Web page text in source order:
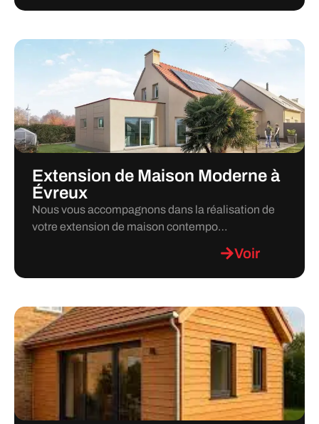
Extension de Maison Moderne à
Évreux
Nous vous accompagnons dans la réalisation de
votre extension de maison contempo…
Voir